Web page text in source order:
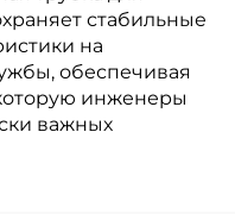
стабильные
на
обеспечивая
инженеры
важных